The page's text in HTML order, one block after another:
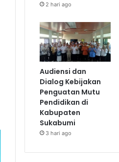
2 hari ago
Audiensi dan
Dialog Kebijakan
Penguatan Mutu
Pendidikan di
Kabupaten
Sukabumi
3 hari ago